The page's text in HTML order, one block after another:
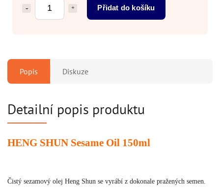
Přidat do košíku
Popis Diskuze
Detailní popis produktu
HENG SHUN Sesame Oil 150ml
Čistý sezamový olej Heng Shun se vyrábí z dokonale pražených semen.